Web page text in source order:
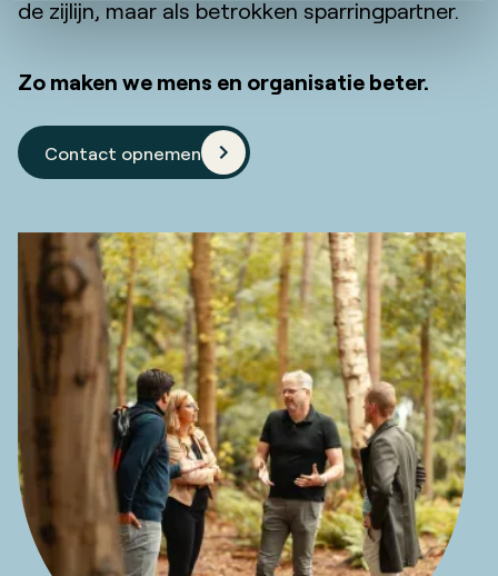
de zijlijn, maar als betrokken sparringpartner.
Zo maken we mens en organisatie beter.
Contact opnemen